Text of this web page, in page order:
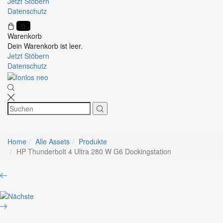
Datenschutz
0
Warenkorb
Dein Warenkorb ist leer.
Jetzt Stöbern
Datenschutz
Home Alle Assets
Produkte
HP Thunderbolt 4 Ultra 280 W G6 Dockingstation
Product
HP
5
Serie
HP
EliteBook